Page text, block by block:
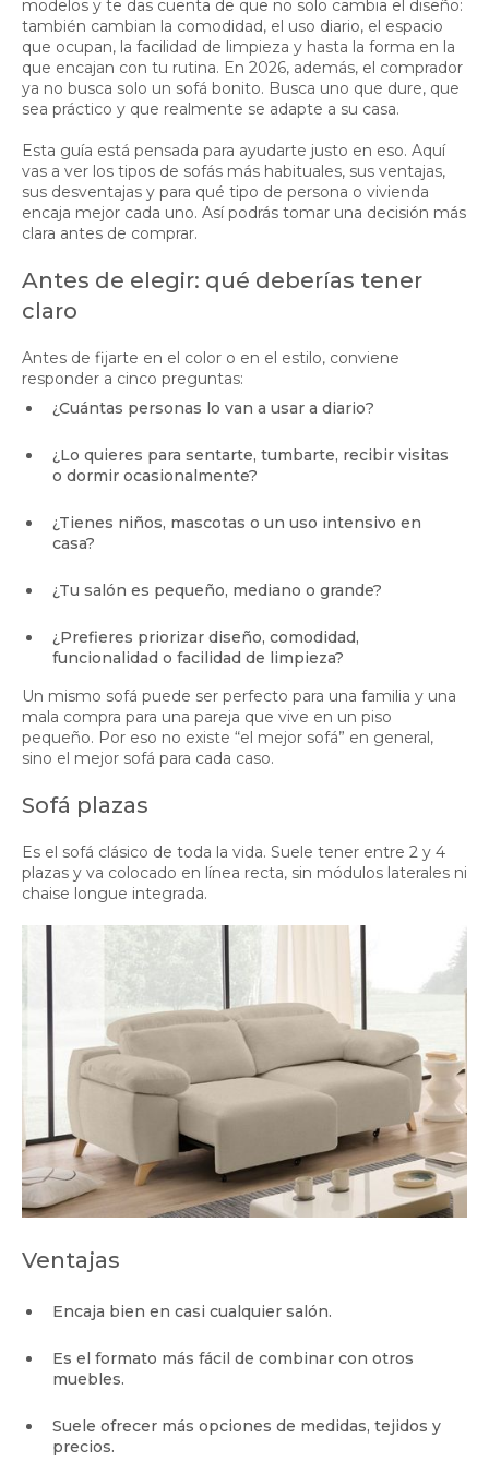
modelos y te das cuenta de que no solo cambia el diseño:
también cambian la comodidad, el uso diario, el espacio
que ocupan, la facilidad de limpieza y hasta la forma en la
que encajan con tu rutina. En 2026, además, el comprador
ya no busca solo un sofá bonito. Busca uno que dure, que
sea práctico y que realmente se adapte a su casa.
Esta guía está pensada para ayudarte justo en eso. Aquí
vas a ver los tipos de sofás más habituales, sus ventajas,
sus desventajas y para qué tipo de persona o vivienda
encaja mejor cada uno. Así podrás tomar una decisión más
clara antes de comprar.
Antes de elegir: qué deberías tener
claro
Antes de fijarte en el color o en el estilo, conviene
responder a cinco preguntas:
¿Cuántas personas lo van a usar a diario?
¿Lo quieres para sentarte, tumbarte, recibir visitas
o dormir ocasionalmente?
¿Tienes niños, mascotas o un uso intensivo en
casa?
¿Tu salón es pequeño, mediano o grande?
¿Prefieres priorizar diseño, comodidad,
funcionalidad o facilidad de limpieza?
Un mismo sofá puede ser perfecto para una familia y una
mala compra para una pareja que vive en un piso
pequeño. Por eso no existe “el mejor sofá” en general,
sino el mejor sofá para cada caso.
Sofá plazas
Es el sofá clásico de toda la vida. Suele tener entre 2 y 4
plazas y va colocado en línea recta, sin módulos laterales ni
chaise longue integrada.
Ventajas
Encaja bien en casi cualquier salón.
Es el formato más fácil de combinar con otros
muebles.
Suele ofrecer más opciones de medidas, tejidos y
precios.